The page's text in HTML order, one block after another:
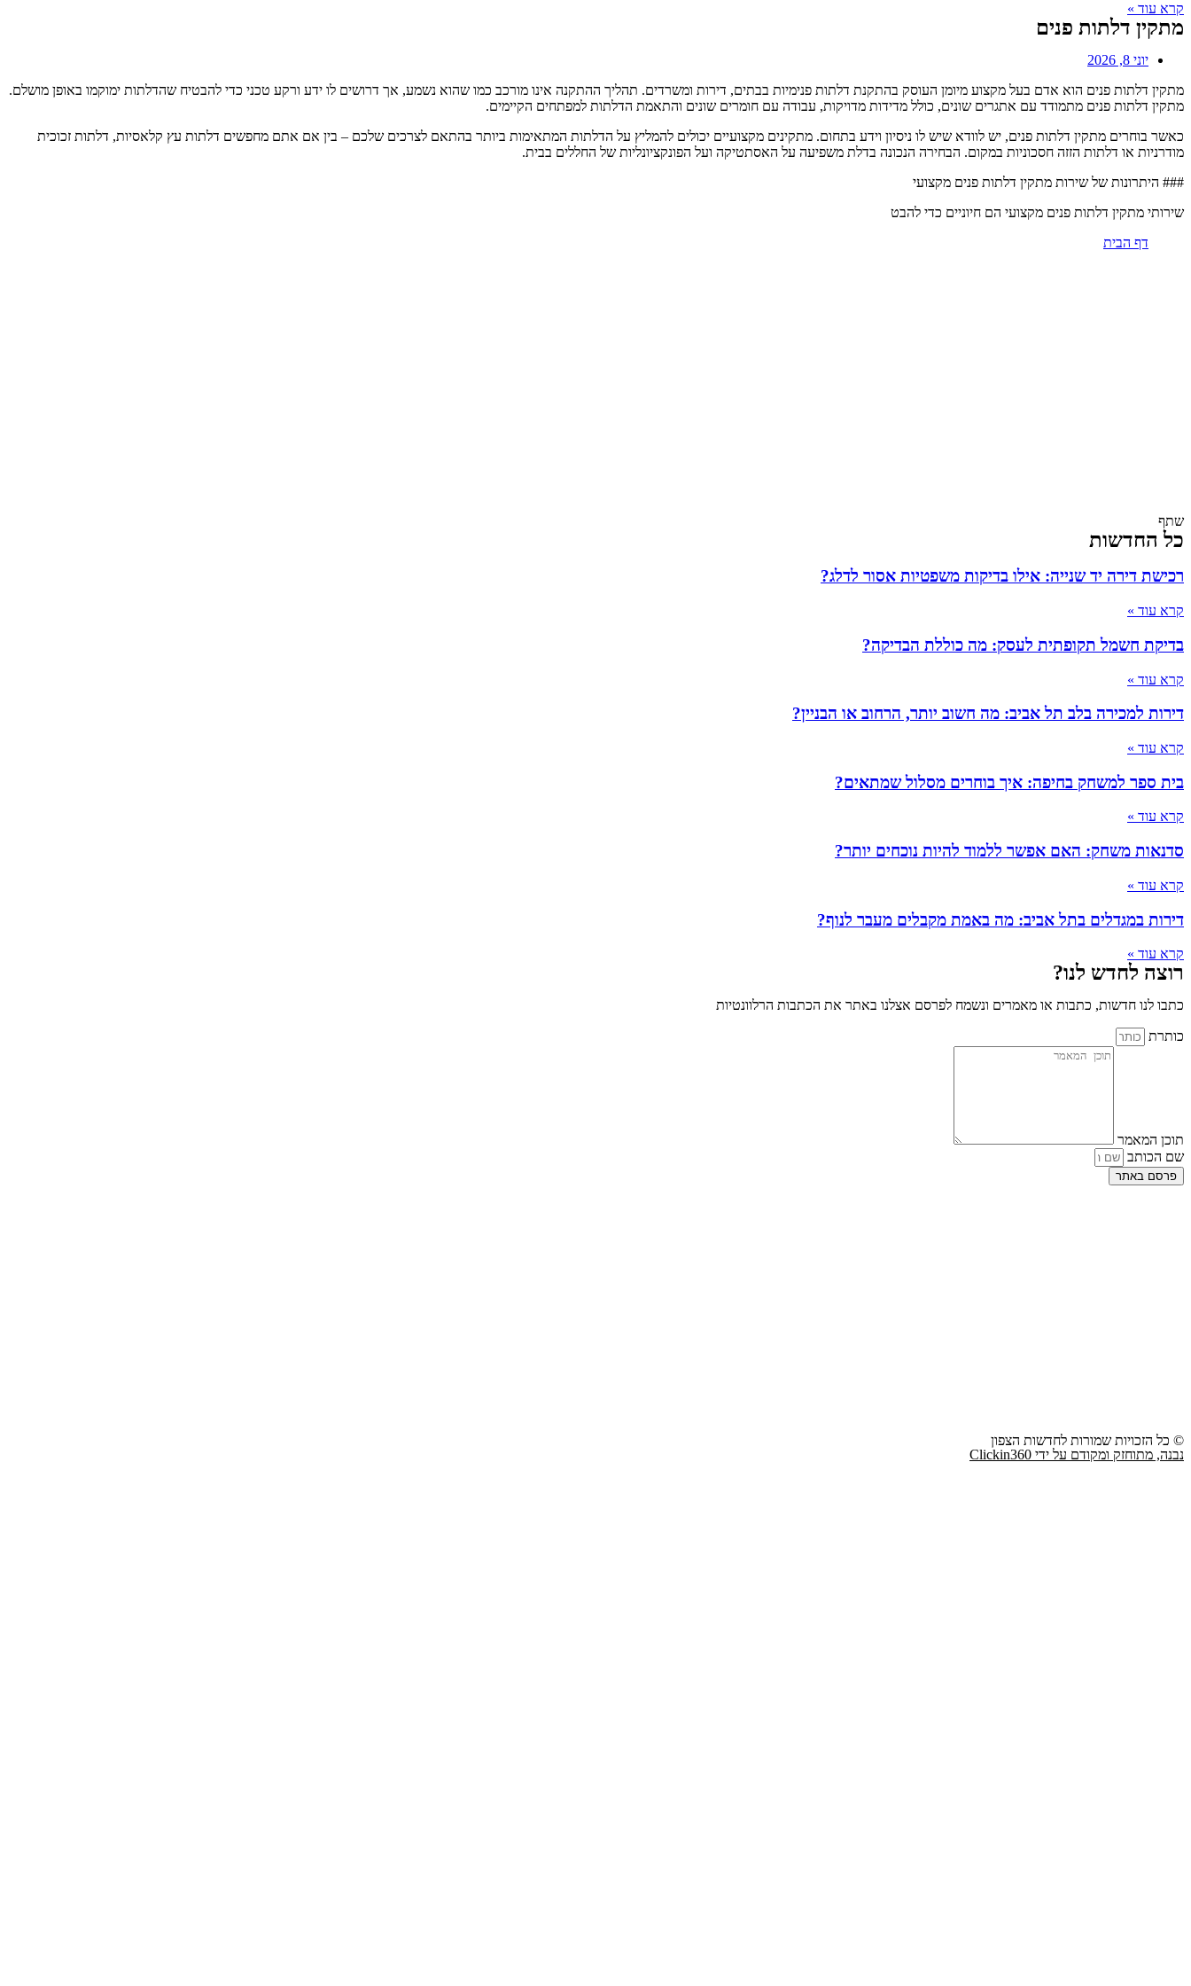
קרא עוד »
מתקין דלתות פנים
יוני 8, 2026
מתקין דלתות פנים הוא אדם בעל מקצוע מיומן העוסק בהתקנת דלתות פנימיות בבתים, דירות ומשרדים. תהליך ההתקנה אינו מורכב כמו שהוא נשמע, אך דרושים לו ידע ורקע טכני כדי להבטיח שהדלתות ימוקמו באופן מושלם.
מתקין דלתות פנים מתמודד עם אתגרים שונים, כולל מדידות מדויקות, עבודה עם חומרים שונים והתאמת הדלתות למפתחים הקיימים.
כאשר בוחרים מתקין דלתות פנים, יש לוודא שיש לו ניסיון וידע בתחום. מתקינים מקצועיים יכולים להמליץ על הדלתות המתאימות ביותר בהתאם לצרכים שלכם – בין אם אתם מחפשים דלתות עץ קלאסיות, דלתות זכוכית
מודרניות או דלתות הזזה חסכוניות במקום. הבחירה הנכונה בדלת משפיעה על האסתטיקה ועל הפונקציונליות של החללים בבית.
### היתרונות של שירות מתקין דלתות פנים מקצועי
שירותי מתקין דלתות פנים מקצועי הם חיוניים כדי להבט
דף הבית
שתף
כל החדשות
רכישת דירה יד שנייה: אילו בדיקות משפטיות אסור לדלג?
קרא עוד »
בדיקת חשמל תקופתית לעסק: מה כוללת הבדיקה?
קרא עוד »
דירות למכירה בלב תל אביב: מה חשוב יותר, הרחוב או הבניין?
קרא עוד »
בית ספר למשחק בחיפה: איך בוחרים מסלול שמתאים?
קרא עוד »
סדנאות משחק: האם אפשר ללמוד להיות נוכחים יותר?
קרא עוד »
דירות במגדלים בתל אביב: מה באמת מקבלים מעבר לנוף?
קרא עוד »
רוצה לחדש לנו?
כתבו לנו חדשות, כתבות או מאמרים ונשמח לפרסם אצלנו באתר את הכתבות הרלוונטיות
כותרת
תוכן המאמר
שם הכותב
פרסם באתר
© כל הזכויות שמורות לחדשות הצפון
נבנה, מתוחזק ומקודם על ידי Clickin360